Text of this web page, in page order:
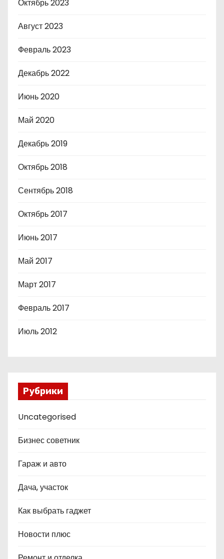
Октябрь 2023
Август 2023
Февраль 2023
Декабрь 2022
Июнь 2020
Май 2020
Декабрь 2019
Октябрь 2018
Сентябрь 2018
Октябрь 2017
Июнь 2017
Май 2017
Март 2017
Февраль 2017
Июль 2012
Рубрики
Uncategorised
Бизнес советник
Гараж и авто
Дача, участок
Как выбрать гаджет
Новости плюс